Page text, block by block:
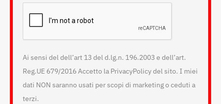
Ai sensi del dell’art 13 del d.lg.n. 196.2003 e dell’art.
Reg.UE 679/2016 Accetto la PrivacyPolicy del sito. I miei
dati NON saranno usati per scopi di marketing o ceduti a
terzi.